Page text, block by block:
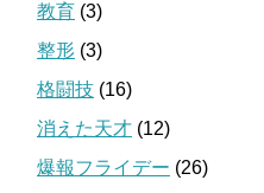
教育 (3)
整形 (3)
格闘技 (16)
消えた天才 (12)
爆報フライデー (26)